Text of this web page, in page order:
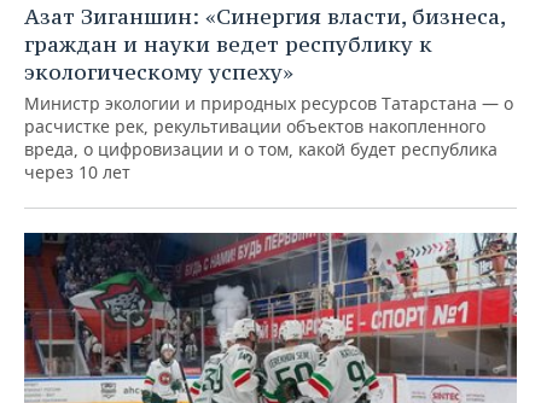
Азат Зиганшин: «Синергия власти, бизнеса,
граждан и науки ведет республику к
экологическому успеху»
Министр экологии и природных ресурсов Татарстана — о
расчистке рек, рекультивации объектов накопленного
вреда, о цифровизации и о том, какой будет республика
через 10 лет